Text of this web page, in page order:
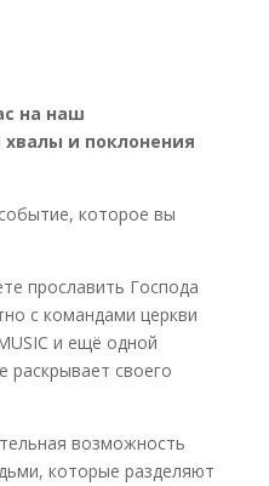
на наш
и поклонения
которое вы
прославить Господа
с командами церкви
и ещё одной
раскрывает своего
возможность
которые разделяют